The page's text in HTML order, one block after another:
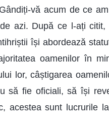
vă acum de ce
azi. După ce l-ați
își abordează
oamenilor în
lor, câștigarea
să fie oficiali, să își
acestea sunt lucrurile